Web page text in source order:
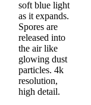
soft blue light
as it expands.
Spores are
released into
the air like
glowing dust
particles. 4k
resolution,
high detail.